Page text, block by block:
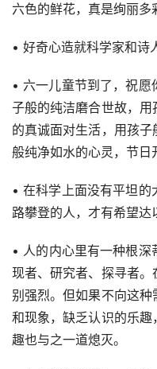
六色的鲜花，真是绚丽多
• 好奇心造就科学家和诗
• 六一儿童节到了，祝
子般的纯洁磨合世故，
的真诚面对生活，用孩
般纯净如水的心灵，节日
• 在科学上面没有平坦
路攀登的人，才有希望达
• 人的内心里有一种根
现者、研究者、探寻者
别强烈。但如果不向这
和现象，缺乏认识的乐
趣也与之一道熄灭。